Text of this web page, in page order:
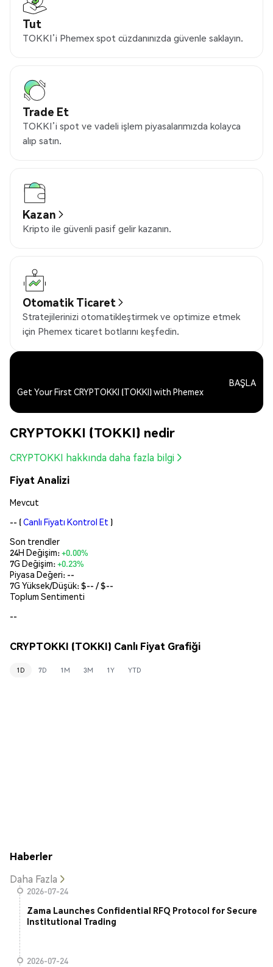
Tut
TOKKI’i Phemex spot cüzdanınızda güvenle saklayın.
Trade Et
TOKKI’i spot ve vadeli işlem piyasalarımızda kolayca
alıp satın.
Kazan
Kripto ile güvenli pasif gelir kazanın.
Otomatik Ticaret
Stratejilerinizi otomatikleştirmek ve optimize etmek
için Phemex ticaret botlarını keşfedin.
Get Your First CRYPTOKKI (TOKKI) with Phemex
BAŞLA
CRYPTOKKI (TOKKI) nedir
CRYPTOKKI hakkında daha fazla bilgi
Fiyat Analizi
Mevcut
-- (Canlı Fiyatı Kontrol Et )
Son trendler
24H Değişim:+0.00%
7G Değişim:+0.23%
Piyasa Değeri: --
7G Yüksek/Düşük: $-- / $--
Toplum Sentimenti
--
CRYPTOKKI (TOKKI) Canlı Fiyat Grafiği
1D 7D 1M 3M 1Y YTD
Haberler
Daha Fazla
2026-07-24
Zama Launches Confidential RFQ Protocol for Secure
Institutional Trading
2026-07-24